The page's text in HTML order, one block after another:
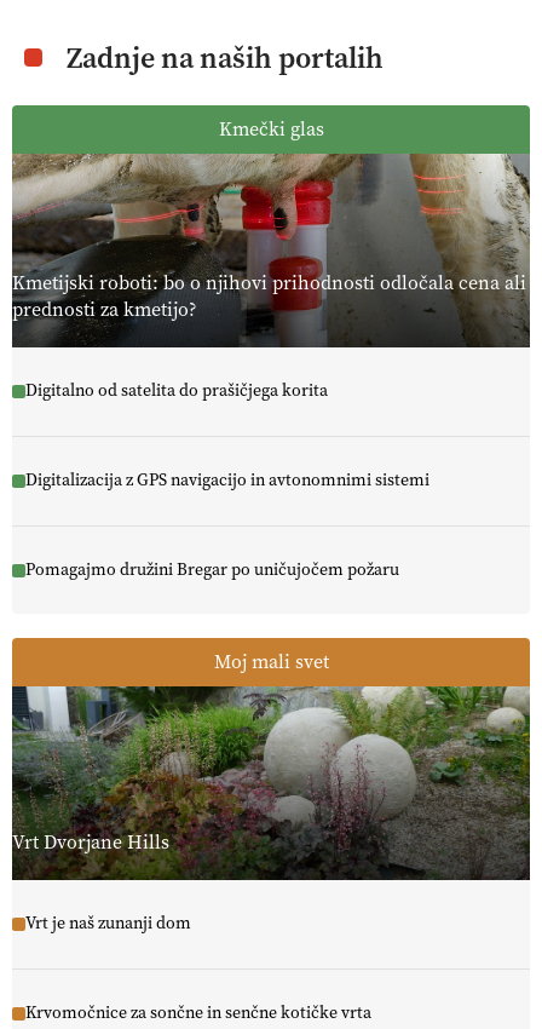
Zadnje na naših portalih
Kmečki glas
Kmetijski roboti: bo o njihovi prihodnosti odločala cena ali
prednosti za kmetijo?
Digitalno od satelita do prašičjega korita
Digitalizacija z GPS navigacijo in avtonomnimi sistemi
Pomagajmo družini Bregar po uničujočem požaru
Moj mali svet
Vrt Dvorjane Hills
Vrt je naš zunanji dom
Krvomočnice za sončne in senčne kotičke vrta